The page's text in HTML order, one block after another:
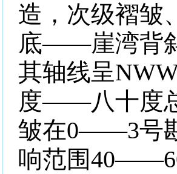
造，次级褶皱
底——崖湾背
其轴线呈
度——八十度
皱在0——3号
响范围40——